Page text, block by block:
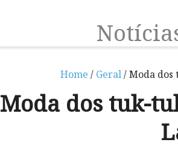
Home / Geral/ Moda
Moda dos tuk-